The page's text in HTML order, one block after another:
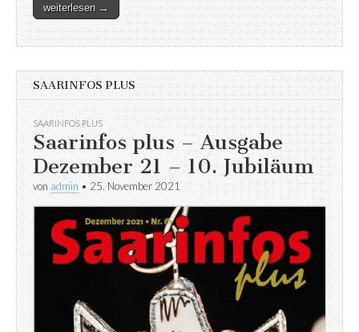
weiterlesen →
SAARINFOS PLUS
SAARINFOS PLUS
Saarinfos plus – Ausgabe
Dezember 21 – 10. Jubiläum
von admin • 25. November 2021